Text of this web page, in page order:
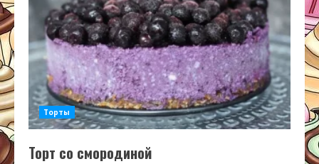
Торты
Торт со смородиной